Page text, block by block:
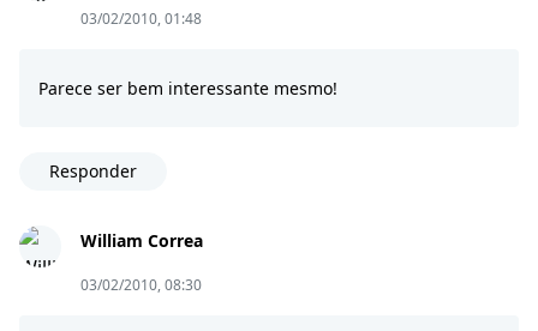
03/02/2010, 01:48
Parece ser bem interessante mesmo!
Responder
William Correa
03/02/2010, 08:30